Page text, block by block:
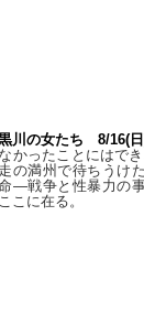
川の女たち 8/16(日
なかったことにはで
走の満州で待ちうけ
―戦争と性暴力の
ここに在る。